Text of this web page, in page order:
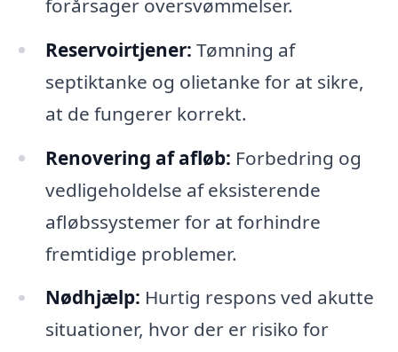
forårsager oversvømmelser.
Reservoirtjener: Tømning af
septiktanke og olietanke for at sikre,
at de fungerer korrekt.
Renovering af afløb: Forbedring og
vedligeholdelse af eksisterende
afløbssystemer for at forhindre
fremtidige problemer.
Nødhjælp: Hurtig respons ved akutte
situationer, hvor der er risiko for